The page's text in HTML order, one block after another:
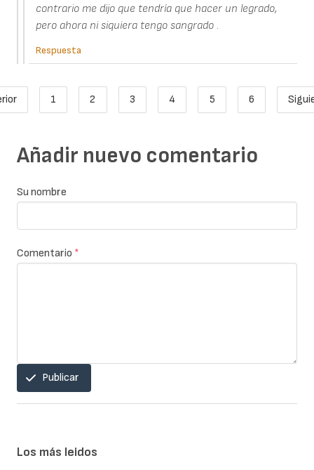
contrario me dijo que tendría que hacer un legrado,
pero ahora ni siquiera tengo sangrado .
Respuesta
Paginación
anteriorPage
1
Página actual
2
Page
3
Page
4
Page
5
Page
6
Añadir nuevo comentario
Su nombre
Comentario *
Publicar
Los más leidos